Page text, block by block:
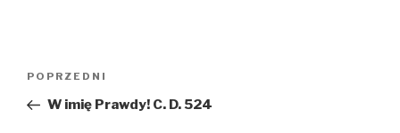
Poprzedni
wpis
POPRZEDNI
W imię Prawdy! C. D. 524